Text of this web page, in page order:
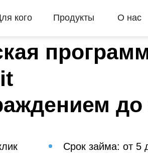
кого Продукты О нас
Срок займа: от 5
до